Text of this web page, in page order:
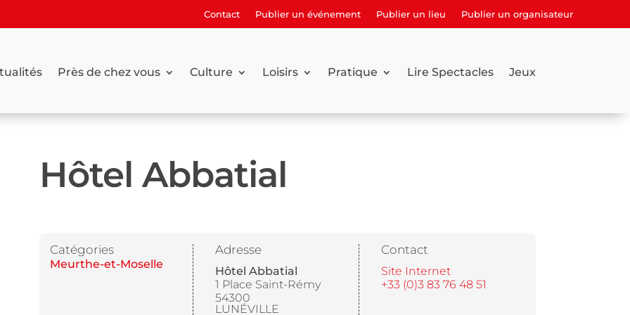
Contact Publier un événement Publier un lieu Publier un organisateur
Près de chez vous Culture Loisirs Pratique Lire Spectacles Jeux
Hôtel Abbatial
Catégories
Meurthe-et-Moselle
Adresse
Hôtel Abbatial
1 Place Saint-Rémy
54300
LUNÉVILLE
Contact
Site Internet
+33 (0)3 83 76 48 51